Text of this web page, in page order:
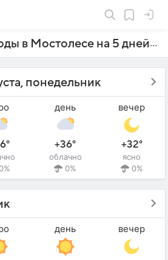
Прогноз погоды в Мостолесе на 5 дней
понедельник
день
+36°
облачно
0%
вечер
+32°
ясно
0%
день вечер